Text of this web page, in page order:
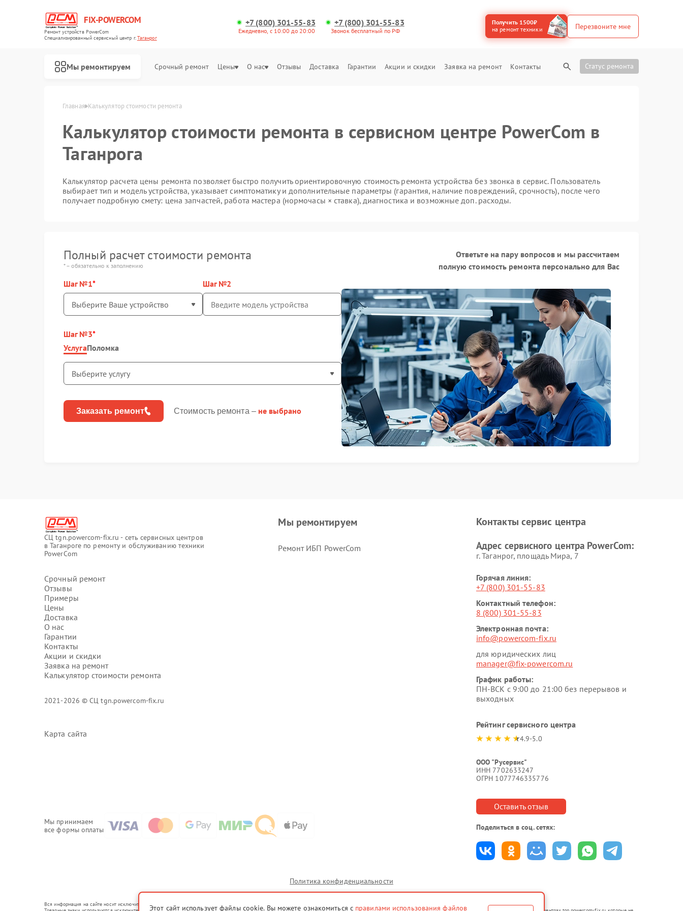
FIX-POWERCOM
Ремонт устройств PowerCom
Специализированный cервисный центр г.Таганрог
+7 (800) 301-55-83
Ежедневно, с 10:00 до 20:00
+7 (800) 301-55-83
Звонок бесплатный по РФ
Получить 1500₽
на ремонт техники
Перезвоните мне
Мы ремонтируем Срочный ремонт Цены О нас Отзывы Доставка Гарантии Акции и скидки Заявка на ремонт Контакты Статус ремонта
Главная Калькулятор стоимости ремонта
Калькулятор стоимости ремонта в сервисном центре PowerCom в
Таганрога
Калькулятор расчета цены ремонта позволяет быстро получить ориентировочную стоимость ремонта устройства без звонка в сервис. Пользователь
выбирает тип и модель устройства, указывает симптоматику и дополнительные параметры (гарантия, наличие повреждений, срочность), после чего
получает подробную смету: цена запчастей, работа мастера (нормочасы × ставка), диагностика и возможные доп. расходы.
Полный расчет стоимости ремонта
* – обязательно к заполнению
Шаг №1 Шаг №2
Шаг №3
УслугаПоломка
Заказать ремонт Стоимость ремонта – не выбрано
Ответьте на пару вопросов и мы рассчитаем
полную стоимость ремонта персонально для Вас
СЦ tgn.powercom-fix.ru - сеть сервисных центров
в Таганроге по ремонту и обслуживанию техники
PowerCom
Срочный ремонт
Отзывы
Примеры
Цены
Доставка
О нас
Гарантии
Контакты
Акции и скидки
Заявка на ремонт
Калькулятор стоимости ремонта
2021-2026 © СЦ tgn.powercom-fix.ru
Карта сайта
Мы принимаем
все формы оплаты
Мы ремонтируем
Ремонт ИБП PowerCom
Контакты сервис центра
Адрес сервисного центра PowerCom:
г. Таганрог, площадь Мира, 7
Горячая линия:
+7 (800) 301-55-83
Контактный телефон:
8 (800) 301-55-83
Электронная почта:
info@powercom-fix.ru
для юридических лиц
manager@fix-powercom.ru
График работы:
ПН-ВСК с 9:00 до 21:00 без перерывов и
выходных
Рейтинг сервисного центра
4.9-5.0
ООО "Русервис"
ИНН 7702633247
ОГРН 1077746335776
Оставить отзыв
Поделиться в соц. сетях:
Политика конфиденциальности
Вся информация на сайте носит исключительно справочный характер.Этот сайт использует файлы cookie. Вы можете ознакомиться с правилами использования файлов